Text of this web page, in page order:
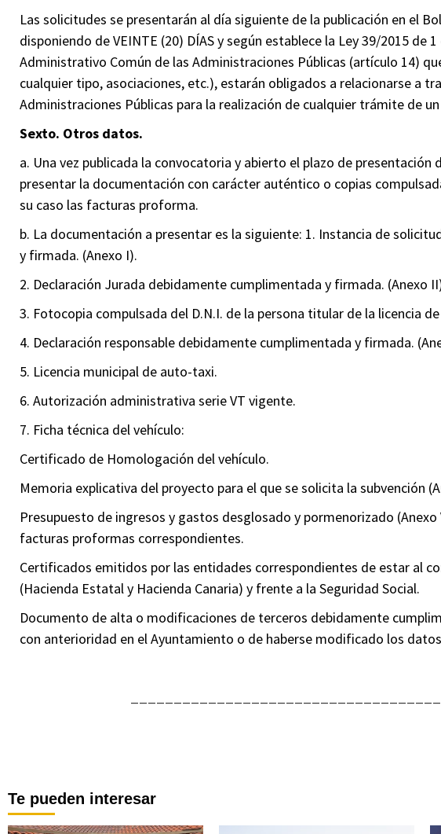
Las solicitudes se presentarán al día siguiente de la publicación en el
disponiendo de VEINTE (20) DÍAS y según establece la Ley 39/2015 de
Administrativo Común de las Administraciones Públicas (artículo 14)
cualquier tipo, asociaciones, etc.), estarán obligados a relacionarse a
Administraciones Públicas para la realización de cualquier trámite de
Sexto. Otros datos.
a. Una vez publicada la convocatoria y abierto el plazo de
presentar la documentación con carácter auténtico o copias
su caso las facturas proforma.
b. La documentación a presentar es la siguiente: 1. Instancia de
y firmada. (Anexo I).
2. Declaración Jurada debidamente cumplimentada y firmada. (Anexo
3. Fotocopia compulsada del D.N.I. de la persona titular de la licencia
4. Declaración responsable debidamente cumplimentada y firmada.
5. Licencia municipal de auto-taxi.
6. Autorización administrativa serie VT vigente.
7. Ficha técnica del vehículo:
Certificado de Homologación del vehículo.
Memoria explicativa del proyecto para el que se solicita la subvención
Presupuesto de ingresos y gastos desglosado y pormenorizado
facturas proformas correspondientes.
Certificados emitidos por las entidades correspondientes de estar al
(Hacienda Estatal y Hacienda Canaria) y frente a la Seguridad Social.
Documento de alta o modificaciones de terceros debidamente
con anterioridad en el Ayuntamiento o de haberse modificado los
Te pueden interesar